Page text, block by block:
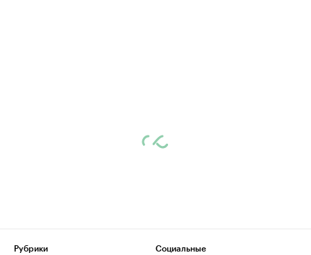
Рубрики
Социальные